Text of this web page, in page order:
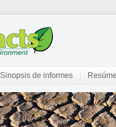
Sinopsis de informes